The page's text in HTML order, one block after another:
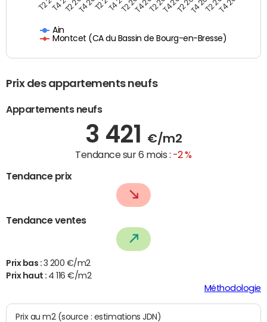
Ain
Montcet (CA du Bassin de Bourg-en-Bresse)
Prix des appartements neufs
Appartements neufs
3 421 €/m2
Tendance sur 6 mois : -2 %
Tendance prix
Tendance ventes
Prix bas : 3 200 €/m2
Prix haut : 4 116 €/m2
Méthodologie
Prix au m2 (source : estimations JDN)